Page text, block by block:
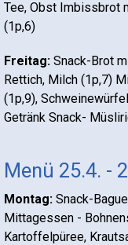
Tee, Obst Imbissbrot
(1p,6)
Freitag: Snack-Brot
Rettich, Milch (1p,7)
(1p,9),
Getränk Snack-
Menü 25.4. -
Montag: Snack-
Mittagessen -
Kartoffelpüree,